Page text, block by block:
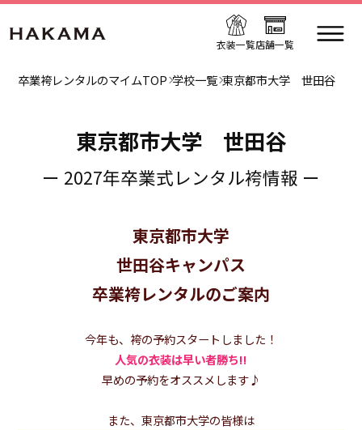
衣装一覧店舗一覧
卒業袴レンタルのマイムTOP 学校一覧 東京都市大学 世田谷
東京都市大学 世田谷
ー 2027年卒業式レンタル袴情報 ー
東京都市大学
世田谷キャンパス
卒業袴レンタルのご案内
今年も、袴の予約スタートしました！
人気の衣装は早い者勝ち!!
早めの予約をオススメします♪
また、東京都市大学の皆様は